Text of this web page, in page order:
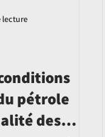
pétrole
des
lecture